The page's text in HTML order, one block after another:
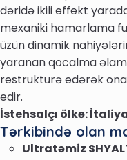
dəridə ikili effekt
mexaniki hamarlama
üzün dinamik
yaranan qocalma
restrukturə edərək
edir.
İstehsalçı ölkə:
Tərkibində olan
Ultratəmiz